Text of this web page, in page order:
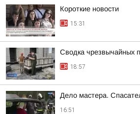
Короткие новости
15:31
Сводка чрезвычайных
18:57
Дело мастера.
16:51